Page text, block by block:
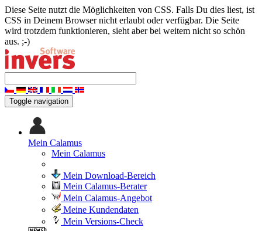
Diese Seite nutzt die Möglichkeiten von CSS. Falls Du dies liest, ist
CSS in Deinem Browser nicht erlaubt oder verfügbar. Die Seite
wird trotzdem funktionieren, sieht aber bei weitem nicht so schön
aus. ;-)
Toggle navigation
Mein Calamus
Mein Calamus
Mein Download-Bereich
Mein Calamus-Berater
Mein Calamus-Angebot
Meine Kundendaten
Mein Versions-Check